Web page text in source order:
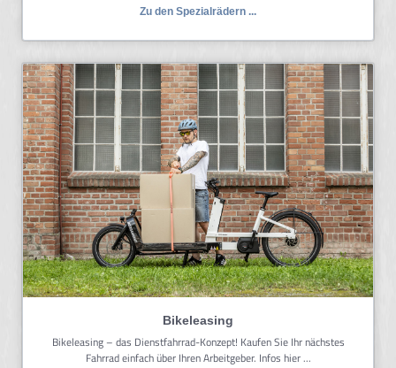
Zu den Spezialrädern ...
Bikeleasing
Bikeleasing – das Dienstfahrrad-Konzept! Kaufen Sie Ihr nächstes
Fahrrad einfach über Ihren Arbeitgeber. Infos hier ...